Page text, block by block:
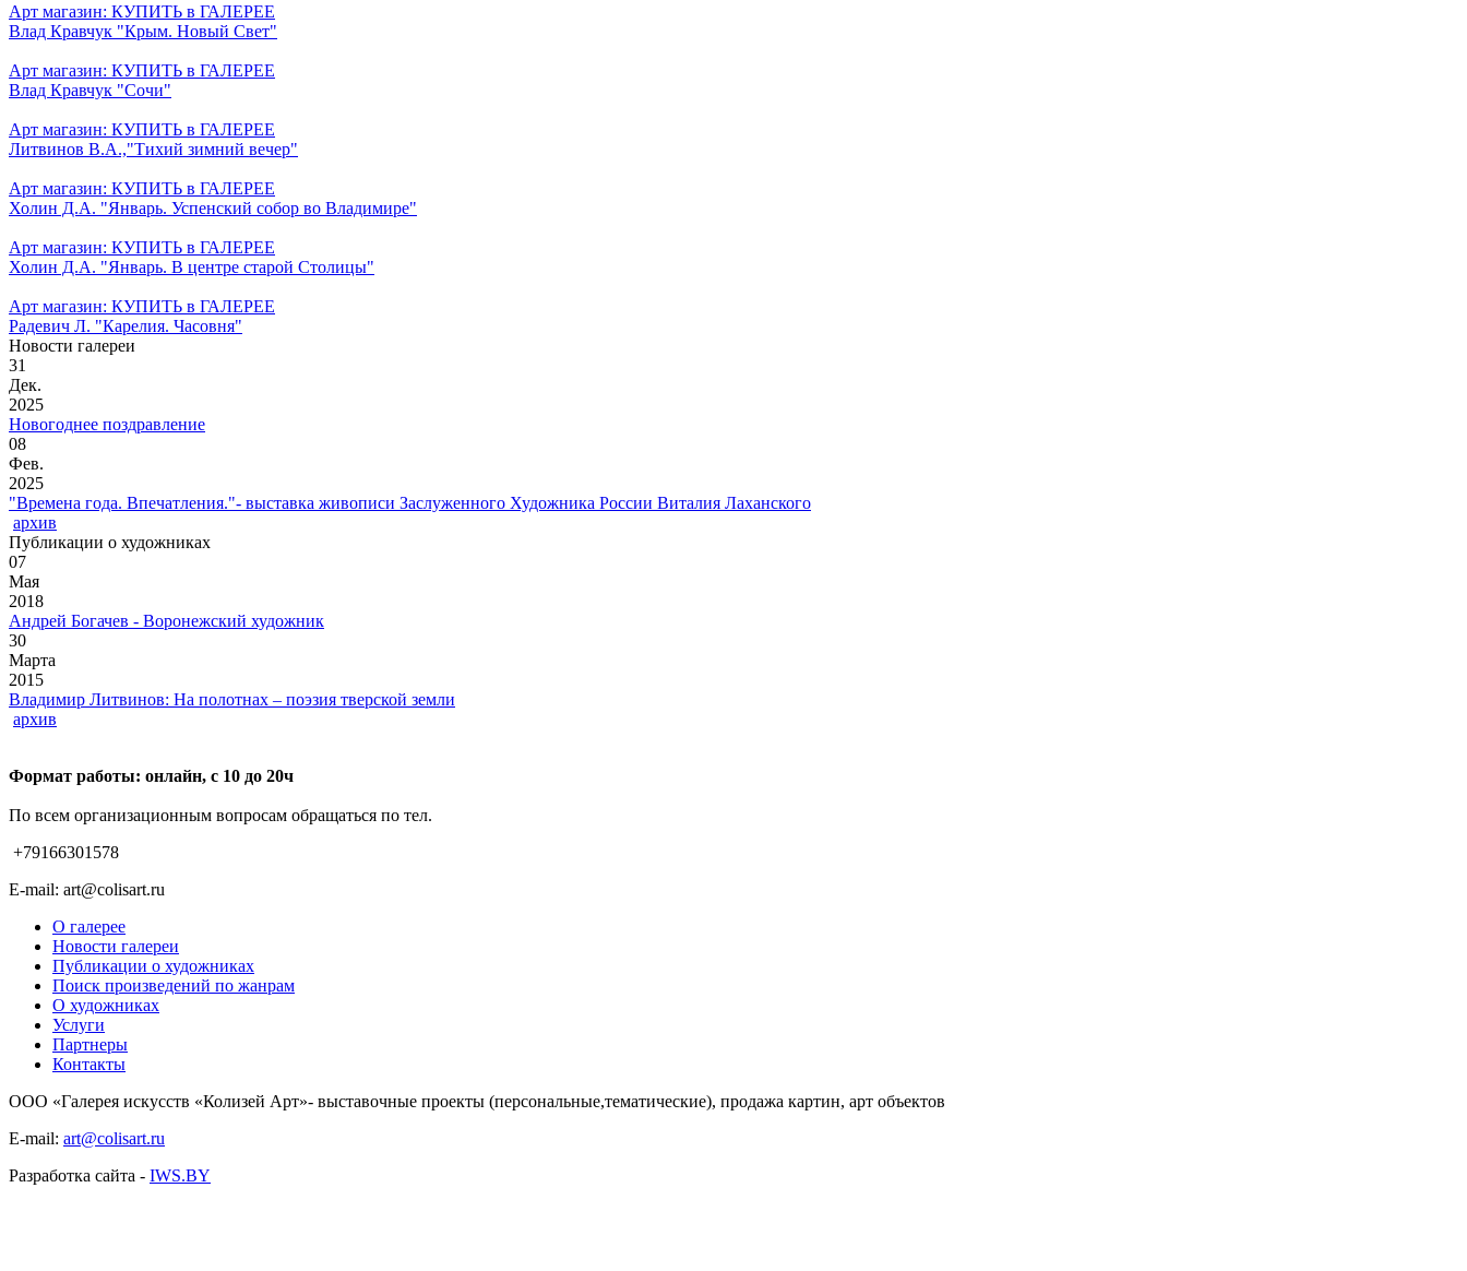
Арт магазин: КУПИТЬ в ГАЛЕРЕЕ
Влад Кравчук "Крым. Новый Свет"
Арт магазин: КУПИТЬ в ГАЛЕРЕЕ
Влад Кравчук "Сочи"
Арт магазин: КУПИТЬ в ГАЛЕРЕЕ
Литвинов В.А.,"Тихий зимний вечер"
Арт магазин: КУПИТЬ в ГАЛЕРЕЕ
Холин Д.А. "Январь. Успенский собор во Владимире"
Арт магазин: КУПИТЬ в ГАЛЕРЕЕ
Холин Д.А. "Январь. В центре старой Столицы"
Арт магазин: КУПИТЬ в ГАЛЕРЕЕ
Радевич Л. "Карелия. Часовня"
Новости галереи
31
Дек.
2025
Новогоднее поздравление
08
Фев.
2025
"Времена года. Впечатления."- выставка живописи Заслуженного Художника России Виталия Лаханского
архив
Публикации о художниках
07
Мая
2018
Андрей Богачев - Воронежский художник
30
Марта
2015
Владимир Литвинов: На полотнах – поэзия тверской земли
архив
Формат работы: онлайн, с 10 до 20ч
По всем организационным вопросам обращаться по тел.
+79166301578
E-mail: art@colisart.ru
О галерее
Новости галереи
Публикации о художниках
Поиск произведений по жанрам
О художниках
Услуги
Партнеры
Контакты
ООО «Галерея искусств «Колизей Арт»- выставочные проекты (персональные,тематические), продажа картин, арт объектов
E-mail: art@colisart.ru
Разработка сайта - IWS.BY